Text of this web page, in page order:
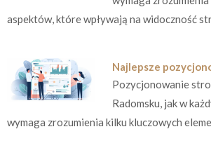
aspektów, które wpływają na widoczność
Najlepsze
Pozycjonowanie
Radomsku, jak w
wymaga zrozumienia kilku kluczowych